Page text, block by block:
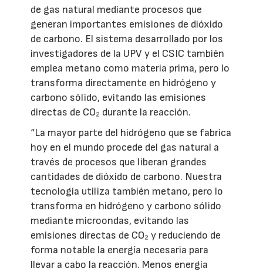
de gas natural mediante procesos que
generan importantes emisiones de dióxido
de carbono. El sistema desarrollado por los
investigadores de la UPV y el CSIC también
emplea metano como materia prima, pero lo
transforma directamente en hidrógeno y
carbono sólido, evitando las emisiones
directas de CO₂ durante la reacción.
“La mayor parte del hidrógeno que se fabrica
hoy en el mundo procede del gas natural a
través de procesos que liberan grandes
cantidades de dióxido de carbono. Nuestra
tecnología utiliza también metano, pero lo
transforma en hidrógeno y carbono sólido
mediante microondas, evitando las
emisiones directas de CO₂ y reduciendo de
forma notable la energía necesaria para
llevar a cabo la reacción. Menos energía